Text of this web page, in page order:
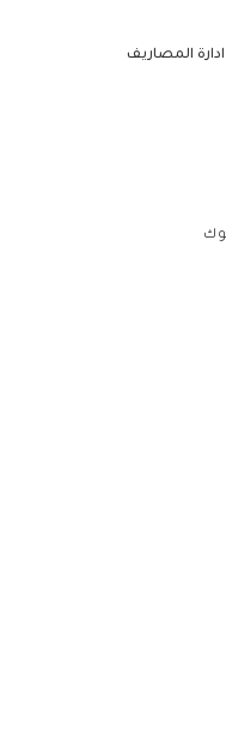
المصاريف